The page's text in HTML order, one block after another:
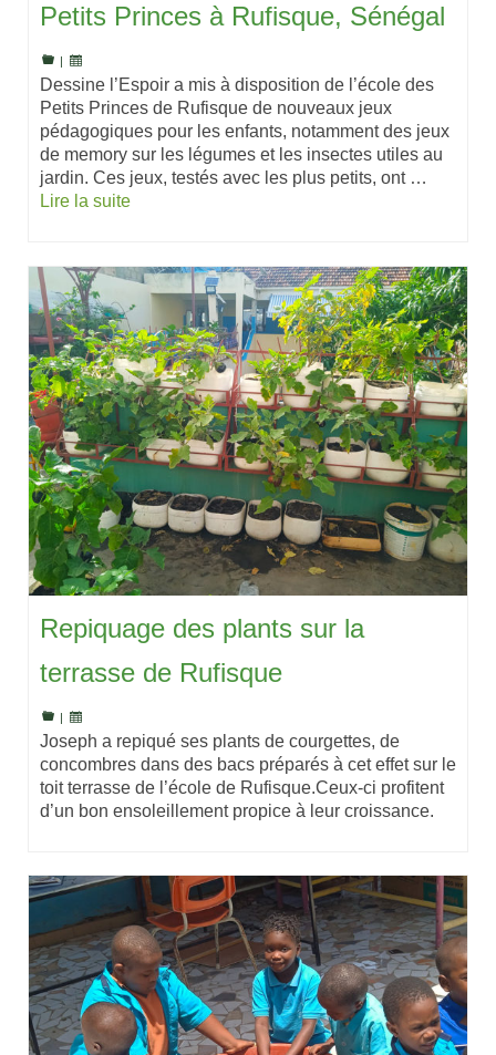
Petits Princes à Rufisque, Sénégal
Dessine l’Espoir a mis à disposition de l’école des
Petits Princes de Rufisque de nouveaux jeux
pédagogiques pour les enfants, notamment des jeux
de memory sur les légumes et les insectes utiles au
jardin. Ces jeux, testés avec les plus petits, ont …
Lire la suite
Repiquage des plants sur la
terrasse de Rufisque
Joseph a repiqué ses plants de courgettes, de
concombres dans des bacs préparés à cet effet sur le
toit terrasse de l’école de Rufisque.Ceux-ci profitent
d’un bon ensoleillement propice à leur croissance.